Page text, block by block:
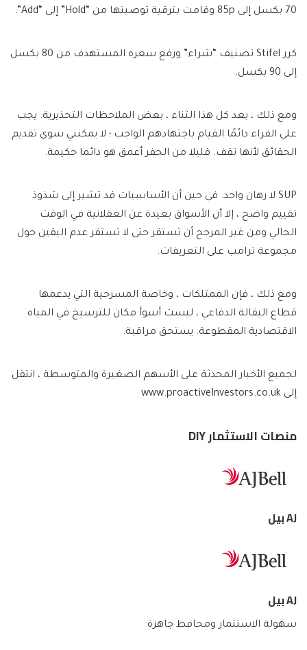
70 بكسل إلى 85p وقامت بترقية توصيتها من “Hold” إلى “Add”.
كرر Stifel تصنيف “شراء” ورفع سعره المستهدف من 80 بكسل
إلى 90 بكسل.
ومع ذلك ، بعد كل هذا الثناء ، بعض الملاحظات التحذيرية. يجب
على القراء دائمًا القيام باجتهادهم الواجب ؛ لا يمكنني سوى تقديم
الحقائق لأنها تقف. قليلا من الحفر أعمق هو دائما حكيمة.
SUP لا رهان واحد. في حين أن الأساسيات قد تشير إلى شذوذ
تقييم واضح ، إلا أن الأسواق بعيدة عن العقلانية في الوقت
الحالي ومن غير المرجح أن تستقر حتى لا تستقر عدم اليقين حول
مجموعة ترامب على التعريفات.
ومع ذلك ، فإن الممتلكات ، وخاصة المسرحية التي يدعمها
قطاع البقالة الدفاعي ، ليست أسوأ مكان للترسيخ في المياه
الاقتصادية المقطوعة. يستحق مراقبة.
لجميع الأخبار المحدثة على الأسهم الصغيرة والمتوسطة ، انتقل
إلى www.proactiveInvestors.co.uk
منصات الاستثمار DIY
AJ بيل
AJ بيل
سهولة الاستثمار ومحافظ جاهزة